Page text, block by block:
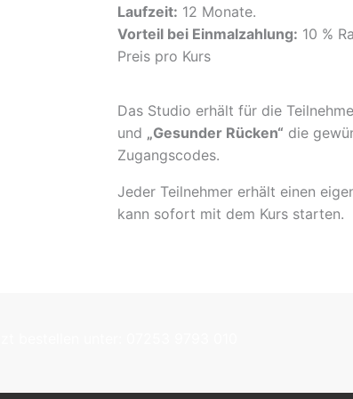
Laufzeit: 12 Monate.
Vorteil bei Einmalzahlung: 10 %
Preis pro Kurs
Das Studio erhält für die
und „Gesunder Rücken“ die
Zugangscodes.
Jeder Teilnehmer erhält einen
kann sofort mit dem Kurs starten.